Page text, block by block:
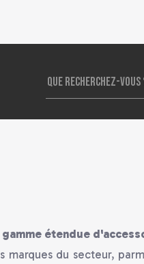
gamme étendue
du secteur,